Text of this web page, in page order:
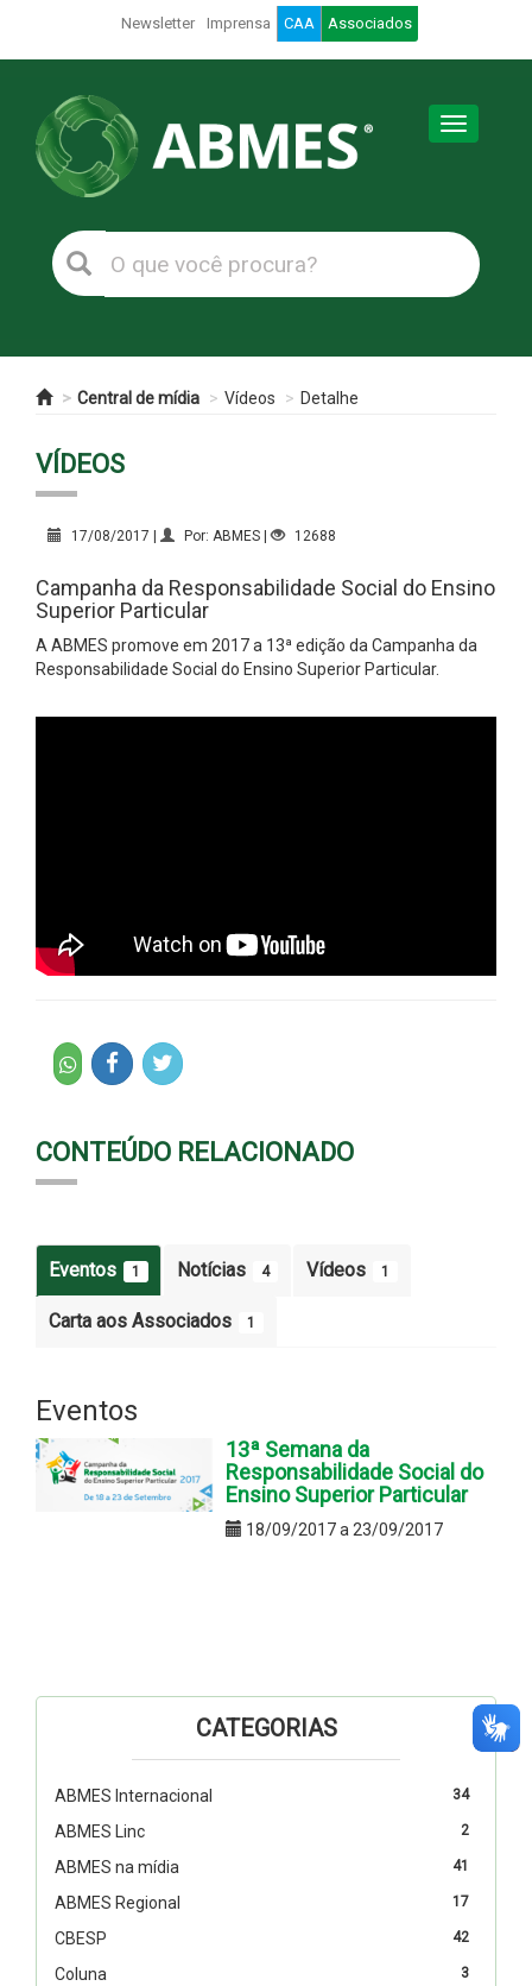
Newsletter Imprensa CAA Associados
Toggle
Central de mídia Vídeos Detalhe
VÍDEOS
17/08/2017 | Por: ABMES | 12688
Campanha da Responsabilidade Social do Ensino
Superior Particular
A ABMES promove em 2017 a 13ª edição da Campanha da
Responsabilidade Social do Ensino Superior Particular.
CONTEÚDO RELACIONADO
Eventos 1 Notícias 4 Vídeos 1
Carta aos Associados 1
Eventos
13ª Semana da
Responsabilidade Social do
Ensino Superior Particular
18/09/2017 a 23/09/2017
CATEGORIAS
34
ABMES Internacional
2
ABMES Linc
41
ABMES na mídia
17
ABMES Regional
42
CBESP
3
Coluna